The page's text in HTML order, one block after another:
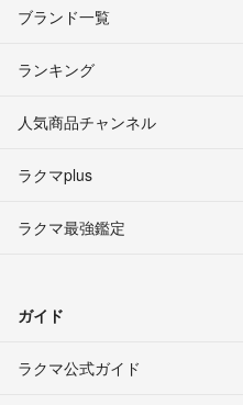
ブランド一覧
ランキング
人気商品チャンネル
ラクマplus
ラクマ最強鑑定
ガイド
ラクマ公式ガイド